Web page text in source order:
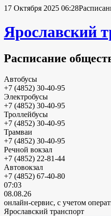
17 Октября 2025 06:28
Ярославский
Расписание
Автобусы
+7 (4852) 30-40-95
Электробусы
+7 (4852) 30-40-95
Троллейбусы
+7 (4852) 30-40-95
Трамваи
+7 (4852) 30-40-95
Речной вокзал
+7 (4852) 22-81-44
Автовокзал
+7 (4852) 67-40-80
07:03
08.08.26
онлайн-сервис, с учетом
Ярославский транспорт